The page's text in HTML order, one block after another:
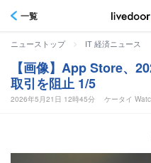
一覧
ニューストップ > IT 経済ニュース
【画像】App Store、
取引を阻止 1/5
2026年5月21日 12時45分 ケータイ